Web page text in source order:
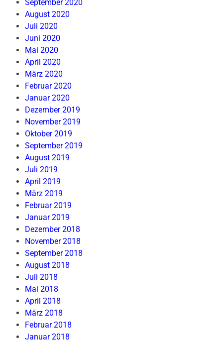
September 2020
August 2020
Juli 2020
Juni 2020
Mai 2020
April 2020
März 2020
Februar 2020
Januar 2020
Dezember 2019
November 2019
Oktober 2019
September 2019
August 2019
Juli 2019
April 2019
März 2019
Februar 2019
Januar 2019
Dezember 2018
November 2018
September 2018
August 2018
Juli 2018
Mai 2018
April 2018
März 2018
Februar 2018
Januar 2018